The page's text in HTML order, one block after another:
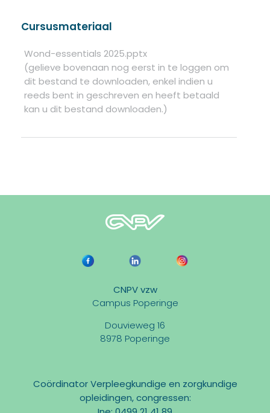
Cursusmateriaal
Wond-essentials 2025.pptx
(gelieve bovenaan nog eerst in te loggen om
dit bestand te downloaden, enkel indien u
reeds bent in geschreven en heeft betaald
kan u dit bestand downloaden.)
CNPV vzw
Campus Poperinge
Douvieweg 16
8978 Poperinge
Coördinator Verpleegkundige en zorgkundige
opleidingen, congressen: